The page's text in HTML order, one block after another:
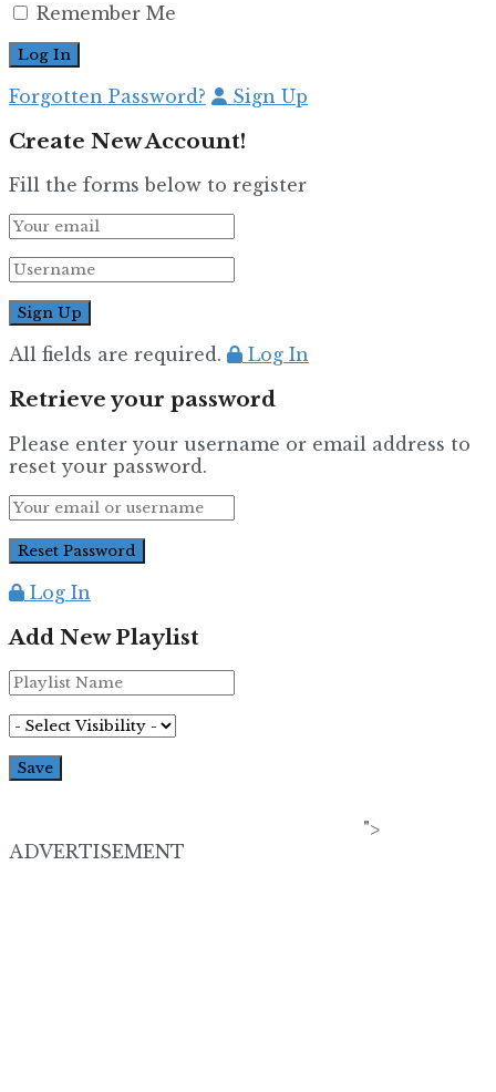
Remember Me
Forgotten Password? Sign Up
Create New Account!
Fill the forms below to register
All fields are required. Log In
Retrieve your password
Please enter your username or email address to
reset your password.
Log In
Add New Playlist
">
ADVERTISEMENT